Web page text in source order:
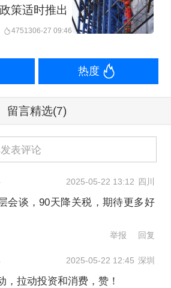
是，在当前低物价水平
依然为负增长，例如企业
房地产相关五税较去年
长，也反映了关税因素扰
，今年前4个月，全国一
80616亿元，同比下降
府性基金预算收入12586
策适时推出
4751306-27 09:46
热度
留言精选(7)
表评论
2025-05-22 13:12 四川
会谈，90天降关税，期待更多好
举报 回复
2025-05-22 12:45 深圳
，拉动投资和消费，赞！